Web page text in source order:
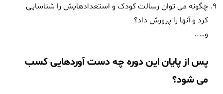
چگونه می توان رسالت کودک و استعدادهایش را شناسایی
کرد و آنها را پرورش داد؟
و…..
پس از پایان این دوره چه دست آوردهایی کسب
می شود؟